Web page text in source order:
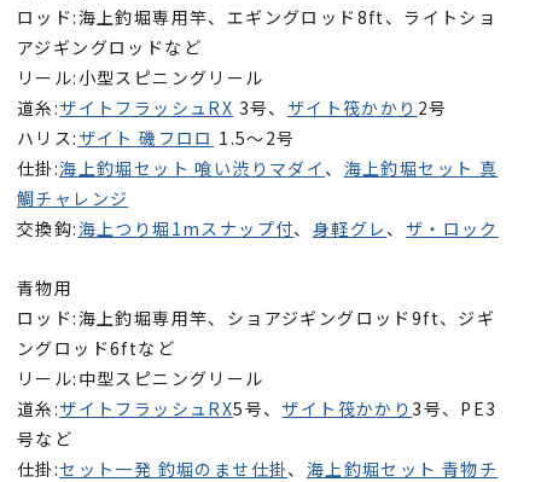
ロッド:海上釣堀専用竿、エギングロッド8ft、ライトショ
アジギングロッドなど
リール:小型スピニングリール
道糸:ザイトフラッシュRX 3号、 ザイト筏かかり 2号
ハリス: ザイト 磯フロロ 1.5～2号
仕掛:海上釣堀セット 喰い渋りマダイ 、 海上釣堀セット 真
鯛チャレンジ
交換鈎:海上つり堀1mスナップ付、 身軽グレ、 ザ・ロック
青物用
ロッド:海上釣堀専用竿、ショアジギングロッド9ft、ジギ
ングロッド6ftなど
リール:中型スピニングリール
道糸:ザイトフラッシュRX5号、 ザイト筏かかり 3号、PE3
号など
仕掛:セット一発 釣堀のませ仕掛、 海上釣堀セット 青物チ